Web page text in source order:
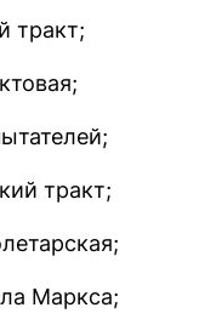
тракт;
тракт;
Маркса;